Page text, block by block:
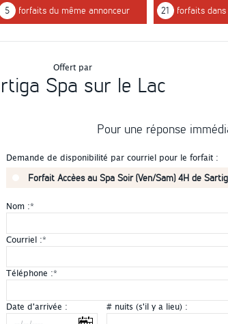
5 forfaits du même annonceur 21 forfaits dans
Offert par
Spa sur le Lac
Pour une réponse
Demande de disponibilité par courriel pour le forfait :
Forfait Accèes au Spa Soir (Ven/Sam) 4H de
Nom :*
Courriel :*
Téléphone :*
Date d'arrivée : # nuits (s'il y a lieu) :